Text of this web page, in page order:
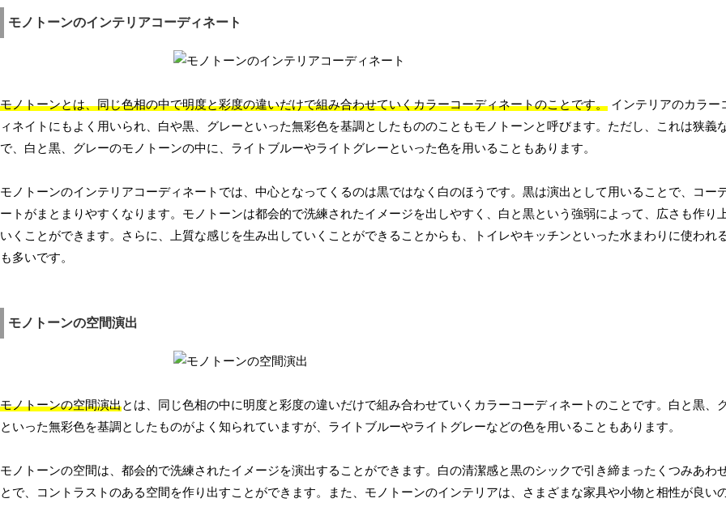
モノトーンのインテリアコーディネート
モノトーンとは、同じ色相の中で明度と彩度の違いだけで組み合わせていくカラーコーディネートのことです。 インテリアのカラー
ィネイトにもよく用いられ、白や黒、グレーといった無彩色を基調としたもののこともモノトーンと呼びます。ただし、これは狭義
で、白と黒、グレーのモノトーンの中に、ライトブルーやライトグレーといった色を用いることもあります。
モノトーンのインテリアコーディネートでは、中心となってくるのは黒ではなく白のほうです。黒は演出として用いることで、コー
ートがまとまりやすくなります。モノトーンは都会的で洗練されたイメージを出しやすく、白と黒という強弱によって、広さも作り
いくことができます。さらに、上質な感じを生み出していくことができることからも、トイレやキッチンといった水まわりに使われ
も多いです。
モノトーンの空間演出
モノトーンの空間演出とは、同じ色相の中に明度と彩度の違いだけで組み合わせていくカラーコーディネートのことです。白と黒、
といった無彩色を基調としたものがよく知られていますが、ライトブルーやライトグレーなどの色を用いることもあります。
モノトーンの空間は、都会的で洗練されたイメージを演出することができます。白の清潔感と黒のシックで引き締まったくつみあわ
とで、コントラストのある空間を作り出すことができます。また、モノトーンのインテリアは、さまざまな家具や小物と相性が良いの